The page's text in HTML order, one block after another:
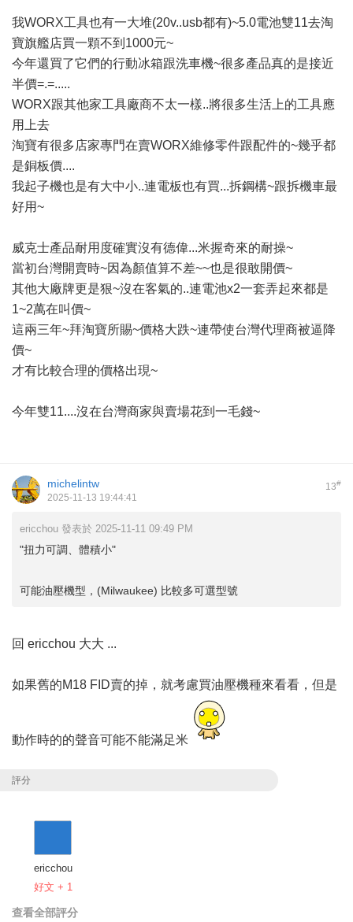
我WORX工具也有一大堆(20v..usb都有)~5.0電池雙11去淘
寶旗艦店買一顆不到1000元~
今年還買了它們的行動冰箱跟洗車機~很多產品真的是接近
半價=.=.....
WORX跟其他家工具廠商不太一樣..將很多生活上的工具應
用上去
淘寶有很多店家專門在賣WORX維修零件跟配件的~幾乎都
是銅板價....
我起子機也是有大中小..連電板也有買...拆鋼構~跟拆機車最
好用~
威克士產品耐用度確實沒有德偉...米握奇來的耐操~
當初台灣開賣時~因為顏值算不差~~也是很敢開價~
其他大廠牌更是狠~沒在客氣的..連電池x2一套弄起來都是
1~2萬在叫價~
這兩三年~拜淘寶所賜~價格大跌~連帶使台灣代理商被逼降
價~
才有比較合理的價格出現~
今年雙11....沒在台灣商家與賣場花到一毛錢~
13#
michelintw
2025-11-13 19:44:41
ericchou 發表於 2025-11-11 09:49 PM
"扭力可調、體積小"
可能油壓機型，(Milwaukee) 比較多可選型號
回 ericchou 大大 ...
如果舊的M18 FID賣的掉，就考慮買油壓機種來看看，但是
動作時的的聲音可能不能滿足米
評分
ericchou
好文 + 1
查看全部評分